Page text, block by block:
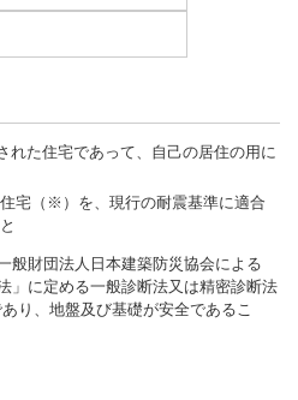
れた住宅であって、自己の居住の用に
宅（※）を、現行の耐震基準に適合
般財団法人日本建築防災協会による
」に定める一般診断法又は精密診断法
り、地盤及び基礎が安全であるこ